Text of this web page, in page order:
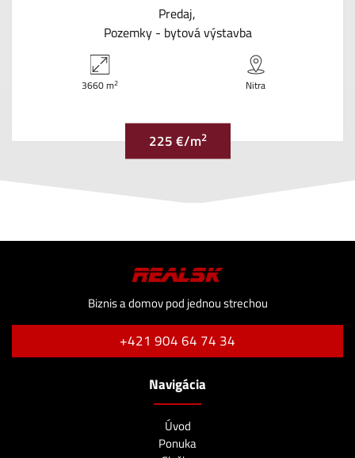
Predaj
Pozemky - bytová výstavba
3660 m2 Nitra
225 €/m2
Biznis a domov pod jednou strechou
+421 904 64 74 34
Navigácia
Úvod
Ponuka